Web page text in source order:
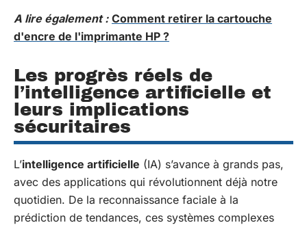
A lire également : Comment retirer la cartouche
d'encre de l'imprimante HP ?
Les progrès réels de
l’intelligence artificielle et
leurs implications
sécuritaires
L’intelligence artificielle (IA) s’avance à grands pas,
avec des applications qui révolutionnent déjà notre
quotidien. De la reconnaissance faciale à la
prédiction de tendances, ces systèmes complexes